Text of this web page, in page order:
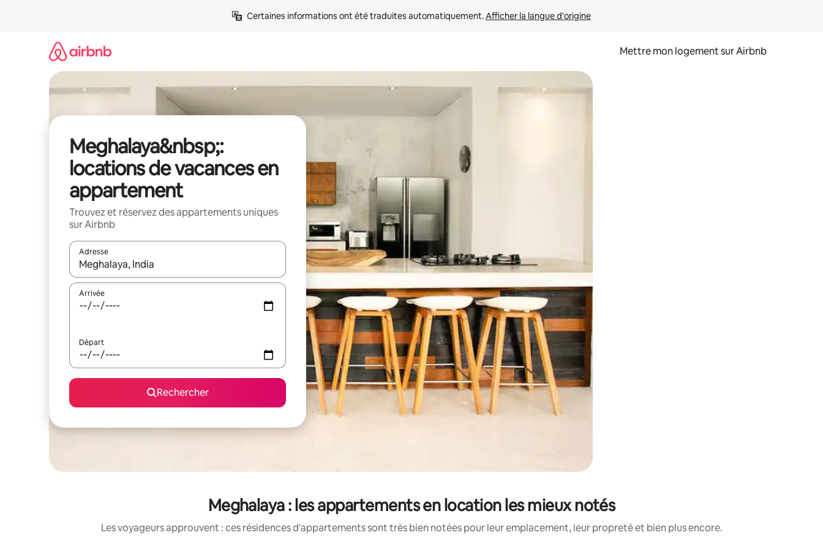
Certaines informations ont été traduites automatiquement. Afficher la langue d'origine
Mettre mon logement sur Airbnb
Meghalaya&nbsp;:
locations de vacances en
appartement
Trouvez et réservez des appartements uniques
sur Airbnb
Adresse
Lorsque les résultats s'affichent, utilisez les flèches vers le haut et vers le bas pour les parcourir ou en appuyant et en faisant glisser.
Arrivée
Départ
Rechercher
Meghalaya : les appartements en location les mieux notés
Les voyageurs approuvent : ces résidences d'appartements sont très bien notées pour leur emplacement, leur propreté et bien plus encore.